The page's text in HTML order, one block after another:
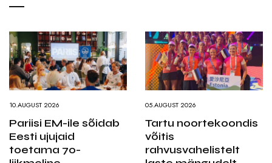
10.AUGUST 2026
Pariisi EM-ile sõidab
Eesti ujujaid
toetama 70-
05.AUGUST 2026
Tartu noortekoondis
võitis
rahvusvahelistelt